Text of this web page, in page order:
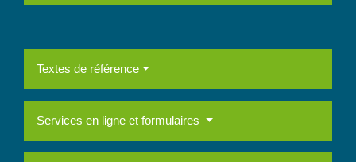
Textes de référence
Services en ligne et formulaires